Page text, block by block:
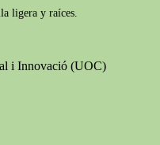
ligera y raíces.
i Innovació (UOC)